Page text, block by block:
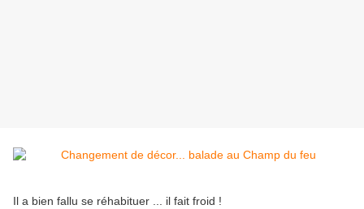
Il a bien fallu se réhabituer ... il fait froid !